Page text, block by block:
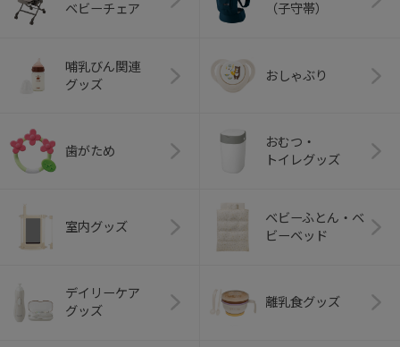
ベビーチェア
（子守帯）
哺乳びん関連
グッズ
おしゃぶり
歯がため
おむつ・
トイレグッズ
室内グッズ
ベビーふとん・ベ
ビーベッド
デイリーケア
グッズ
離乳食グッズ